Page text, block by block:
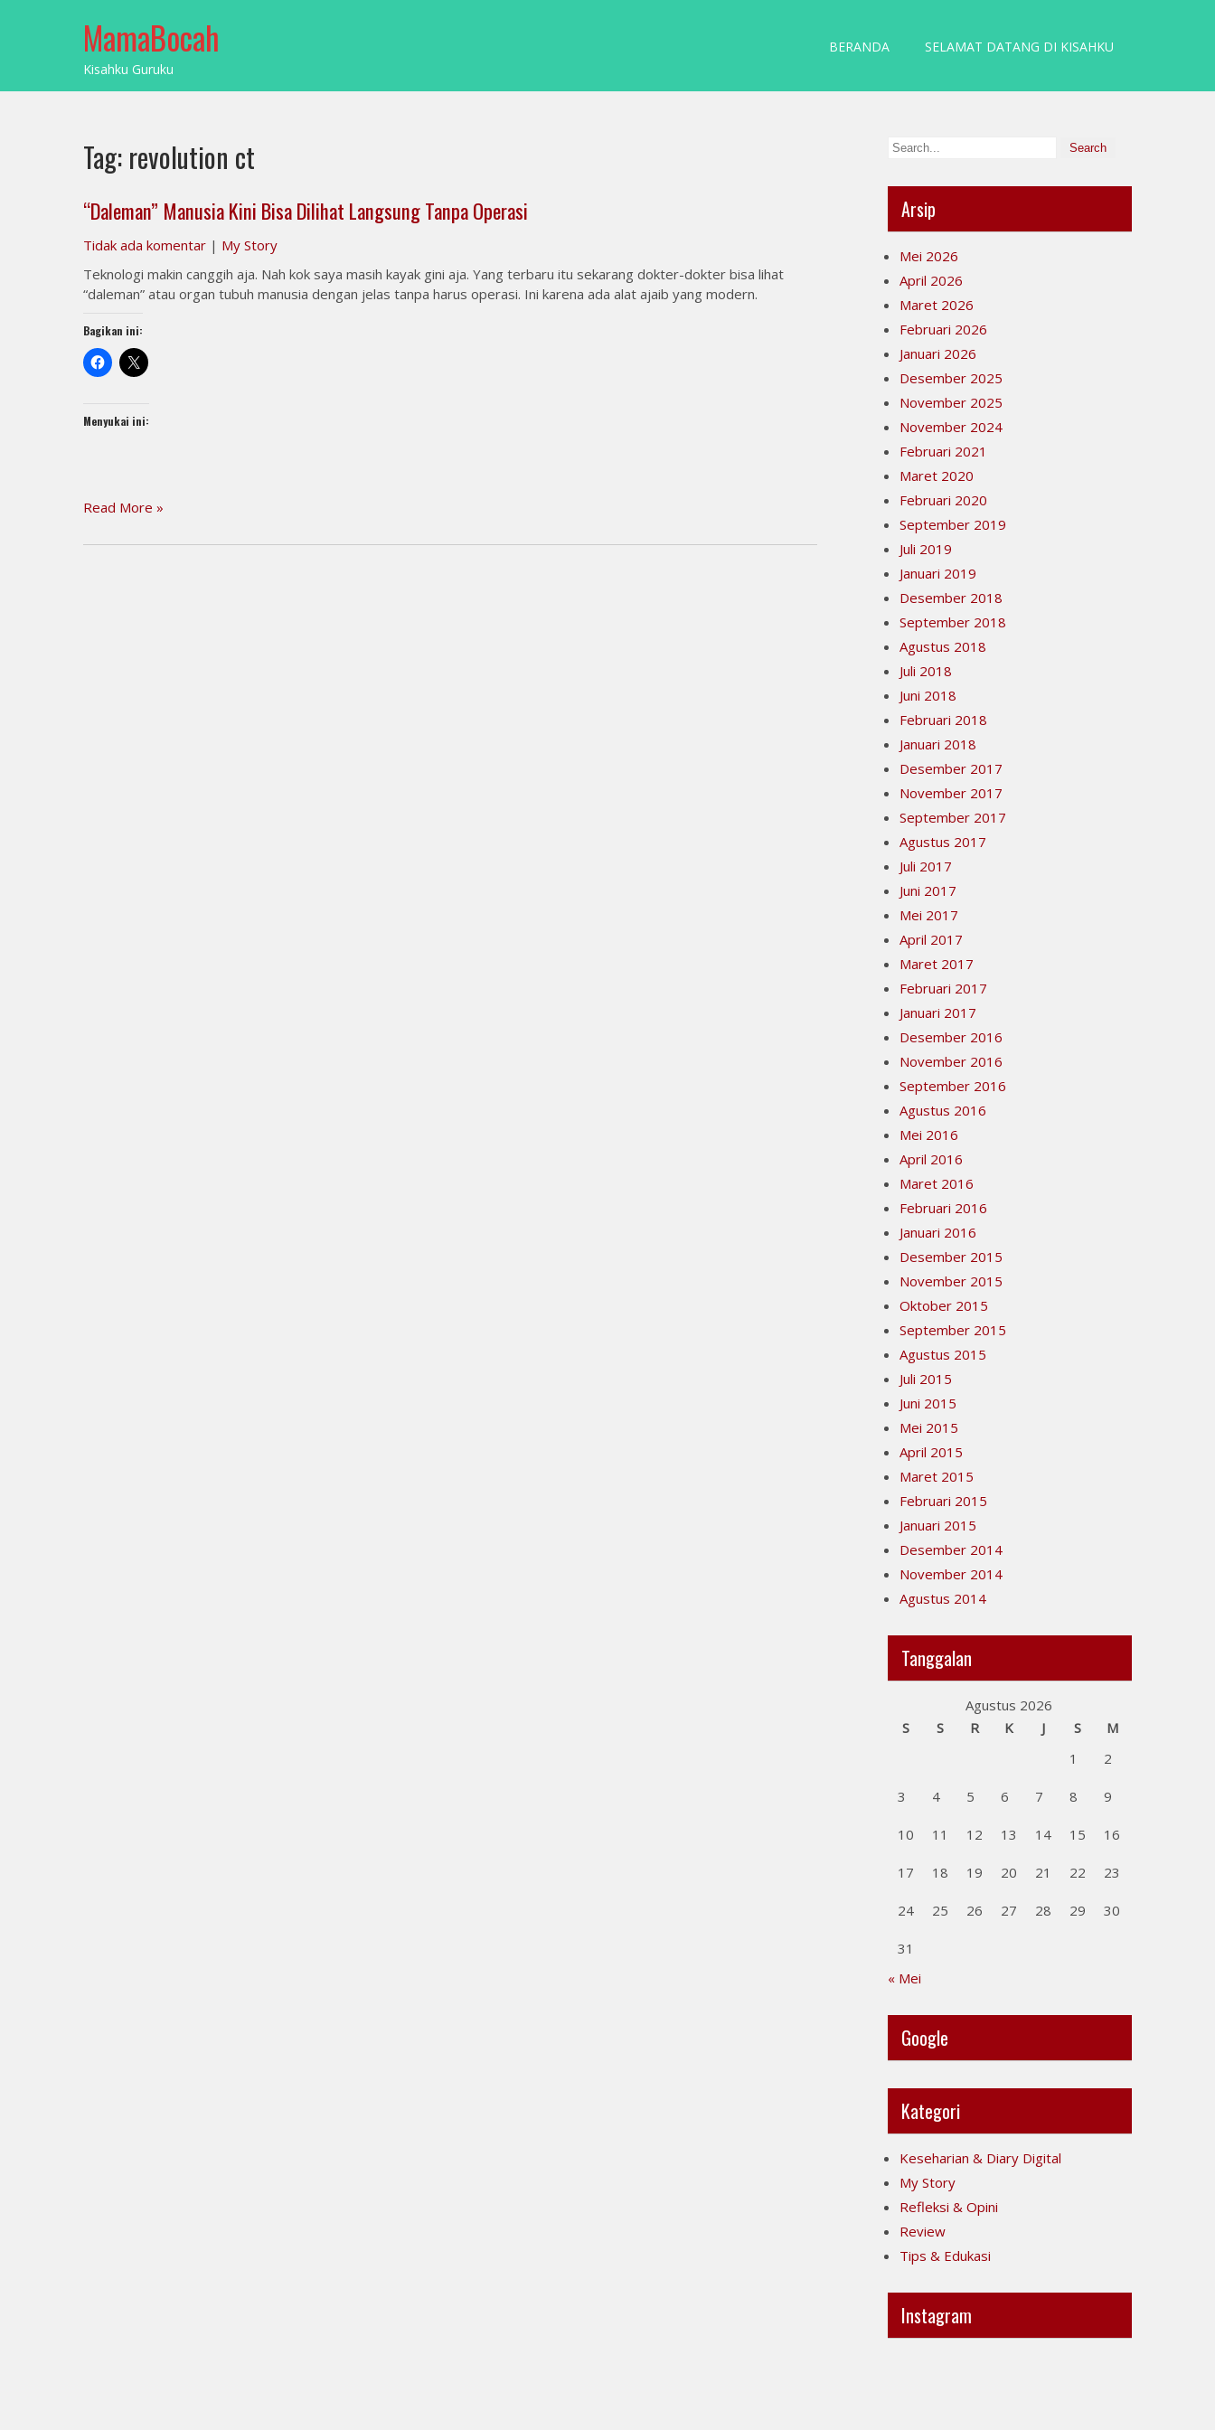
MamaBocah
Kisahku Guruku
BERANDA SELAMAT DATANG DI KISAHKU
Tag: revolution ct
“Daleman” Manusia Kini Bisa Dilihat Langsung Tanpa Operasi
Tidak ada komentar | My Story
Teknologi makin canggih aja. Nah kok saya masih kayak gini aja. Yang terbaru itu sekarang dokter-dokter bisa lihat
“daleman” atau organ tubuh manusia dengan jelas tanpa harus operasi. Ini karena ada alat ajaib yang modern.
Bagikan ini:
Menyukai ini:
Read More »
Arsip
Mei 2026
April 2026
Maret 2026
Februari 2026
Januari 2026
Desember 2025
November 2025
November 2024
Februari 2021
Maret 2020
Februari 2020
September 2019
Juli 2019
Januari 2019
Desember 2018
September 2018
Agustus 2018
Juli 2018
Juni 2018
Februari 2018
Januari 2018
Desember 2017
November 2017
September 2017
Agustus 2017
Juli 2017
Juni 2017
Mei 2017
April 2017
Maret 2017
Februari 2017
Januari 2017
Desember 2016
November 2016
September 2016
Agustus 2016
Mei 2016
April 2016
Maret 2016
Februari 2016
Januari 2016
Desember 2015
November 2015
Oktober 2015
September 2015
Agustus 2015
Juli 2015
Juni 2015
Mei 2015
April 2015
Maret 2015
Februari 2015
Januari 2015
Desember 2014
November 2014
Agustus 2014
Tanggalan
Agustus 2026
S
S R K J S
M
1
2
3 4 5 6 7 8 9
10 11 12 13 14 15 16
17 18 19 20 21 22 23
24 25 26 27 28 29 30
31
« Mei
Google
Kategori
Keseharian & Diary Digital
My Story
Refleksi & Opini
Review
Tips & Edukasi
Instagram